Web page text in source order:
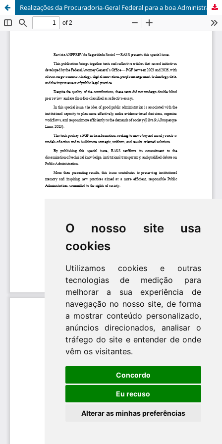
O nosso site usa
cookies
Utilizamos cookies e outras
tecnologias de medição para
melhorar a sua experiência de
navegação no nosso site, de forma
a mostrar conteúdo personalizado,
anúncios direcionados, analisar o
tráfego do site e entender de onde
vêm os visitantes.
Concordo
Eu recuso
Alterar as minhas preferências
Realizações da Procuradoria-Geral Federal para a boa Administração Pública
Update cookies preferences